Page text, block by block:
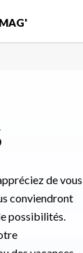
de vous
conviendront
possibilités.